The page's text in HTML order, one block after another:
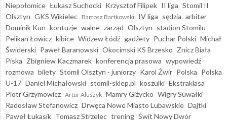
Niepołomice Łukasz Suchocki Krzysztof Filipek II liga Stomil II
Olsztyn GKS Wikielec Bartosz Bartkowski IV liga sędzia arbiter
Dominik Kun kontuzje walne zarząd Olsztyn stadion Stomilu
Pelikan Łowicz kibice Widzew Łódź gadżety Puchar Polski Michał
Świderski Paweł Baranowski Okocimski KS Brzesko Znicz Biała
Piska Zbigniew Kaczmarek konferencja prasowa wypowiedź
rozmowa bilety Stomil Olsztyn - juniorzy Karol Żwir Polska Polska
U-17 Daniel Michałowski stomil-sklep.pl koszulki Ekstraklasa
Piotr Grzymowicz Artur Aluszyk Mamry Giżycko Wigry Suwałki
Radosław Stefanowicz Drwęca Nowe Miasto Lubawskie Dajtki
Paweł Łukasik Tomasz Strzelec trening Świt Nowy Dwór